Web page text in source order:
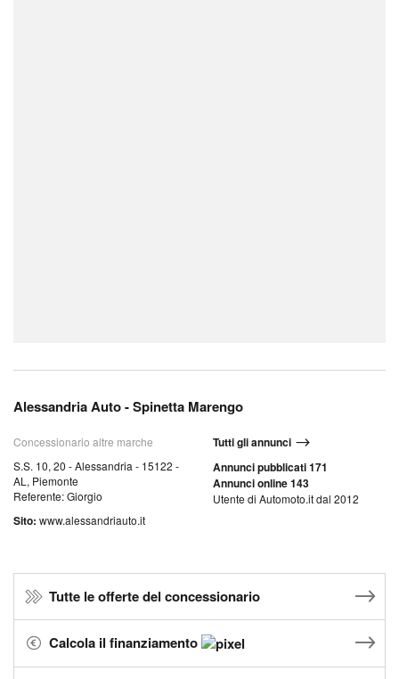
Alessandria Auto - Spinetta Marengo
Concessionario altre marche
S.S. 10, 20 - Alessandria - 15122 -
AL, Piemonte
Referente: Giorgio
Sito: www.alessandriauto.it
Tutti gli annunci
Annunci pubblicati 171
Annunci online 143
Utente di Automoto.it dal 2012
Tutte le offerte del concessionario
Calcola il finanziamento